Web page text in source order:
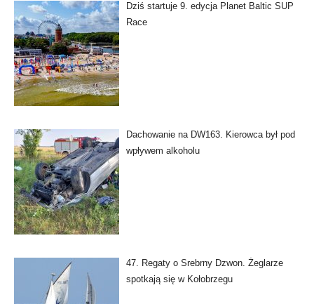
Dziś startuje 9. edycja Planet Baltic SUP
Race
Dachowanie na DW163. Kierowca był pod
wpływem alkoholu
47. Regaty o Srebrny Dzwon. Żeglarze
spotkają się w Kołobrzegu